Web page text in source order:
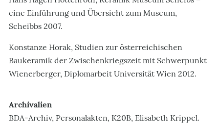
eine Einführung und Übersicht zum Museum,
Scheibbs 2007.
Konstanze Horak, Studien zur österreichischen
Baukeramik der Zwischenkriegszeit mit Schwerpunkt
Wienerberger, Diplomarbeit Universität Wien 2012.
Archivalien
BDA-Archiv, Personalakten, K20B, Elisabeth Krippel.